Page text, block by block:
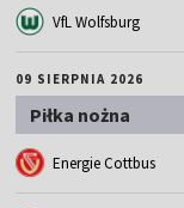
VfL Wolfsburg
09 SIERPNIA 2026
Piłka nożna
Energie Cottbus